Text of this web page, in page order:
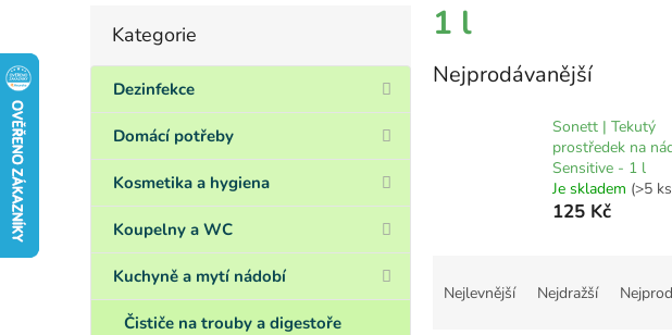
s
r
n
í
a
e
Přeskočit
Kategorie
Dezinfekce
Domácí potřeby
Kosmetika a hygiena
Koupelny a WC
Kuchyně a mytí nádobí
Čističe na trouby a digestoře
1 l
Nejprodávanější
Sonett | Tekutý
prostředek na
Sensitive - 1 l
Je skladem (>5
125 Kč
Nejlevnější Nejdražší